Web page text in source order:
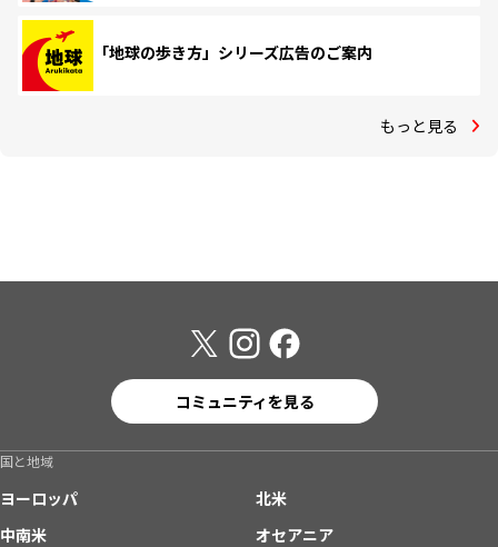
「地球の歩き方」シリーズ広告のご案内
もっと見る
コミュニティを見る
国と地域
ヨーロッパ
北米
中南米
オセアニア